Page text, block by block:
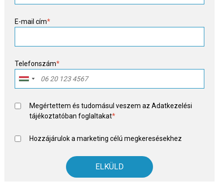
E-mail cím*
Telefonszám*
Megértettem és tudomásul veszem azAdatkezelési
tájékoztatóban foglaltakat*
Hozzájárulok a marketing célú megkeresésekhez